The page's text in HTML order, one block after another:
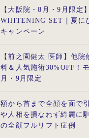
【大阪院・8月・9月限定
WHITENING SET｜夏に
キャンペーン
【前之園健太 医師】他
料＆人気施術30%OFF！
月・9月限定
額から首まで全顔を面で
や人相を損なわず綺麗に
の全顔フルリフト症例